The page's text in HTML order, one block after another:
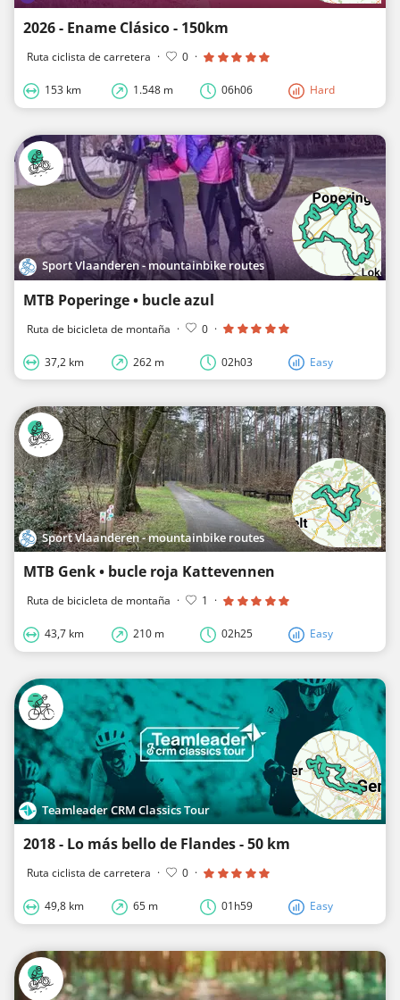
2026 - Ename Clásico - 150km
Ruta ciclista de carretera · 0 ·
153 km 1.548 m 06h06 Hard
Sport Vlaanderen - mountainbike routes
MTB Poperinge • bucle azul
Ruta de bicicleta de montaña · 0 ·
37,2 km 262 m 02h03 Easy
Sport Vlaanderen - mountainbike routes
MTB Genk • bucle roja Kattevennen
Ruta de bicicleta de montaña · 1 ·
43,7 km 210 m 02h25 Easy
Teamleader CRM Classics Tour
2018 - Lo más bello de Flandes - 50 km
Ruta ciclista de carretera · 0 ·
49,8 km 65 m 01h59 Easy